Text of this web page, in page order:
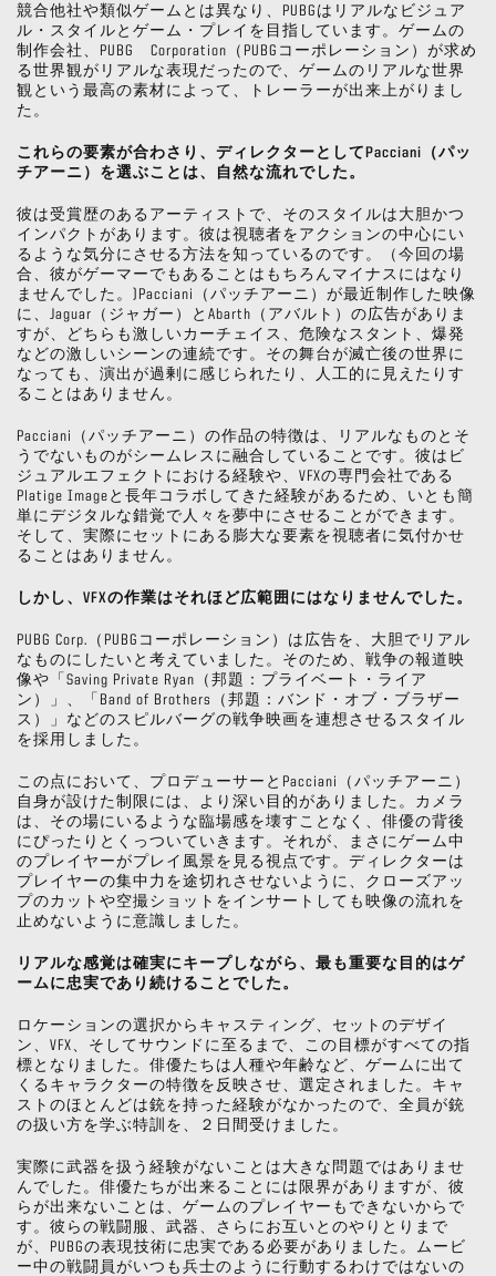
競合他社や類似ゲームとは異なり、PUBGはリアルなビジュア
ル・スタイルとゲーム・プレイを目指しています。ゲームの
制作会社、PUBG Corporation（PUBGコーポレーション）が求め
る世界観がリアルな表現だったので、ゲームのリアルな世界
観という最高の素材によって、トレーラーが出来上がりまし
た。
これらの要素が合わさり、ディレクターとしてPacciani（パッ
チアーニ）を選ぶことは、自然な流れでした。
彼は受賞歴のあるアーティストで、そのスタイルは大胆かつ
インパクトがあります。彼は視聴者をアクションの中心にい
るような気分にさせる方法を知っているのです。（今回の場
合、彼がゲーマーでもあることはもちろんマイナスにはなり
ませんでした。)Pacciani（パッチアーニ）が最近制作した映像
に、Jaguar（ジャガー）とAbarth（アバルト）の広告がありま
すが、どちらも激しいカーチェイス、危険なスタント、爆発
などの激しいシーンの連続です。その舞台が滅亡後の世界に
なっても、演出が過剰に感じられたり、人工的に見えたりす
ることはありません。
Pacciani（パッチアーニ）の作品の特徴は、リアルなものとそ
うでないものがシームレスに融合していることです。彼はビ
ジュアルエフェクトにおける経験や、VFXの専門会社である
Platige Imageと長年コラボしてきた経験があるため、いとも簡
単にデジタルな錯覚で人々を夢中にさせることができます。
そして、実際にセットにある膨大な要素を視聴者に気付かせ
ることはありません。
しかし、VFXの作業はそれほど広範囲にはなりませんでした。
PUBG Corp.（PUBGコーポレーション）は広告を、大胆でリアル
なものにしたいと考えていました。そのため、戦争の報道映
像や「Saving Private Ryan（邦題：プライベート・ライア
ン）」、「Band of Brothers（邦題：バンド・オブ・ブラザー
ス）」などのスピルバーグの戦争映画を連想させるスタイル
を採用しました。
この点において、プロデューサーとPacciani（パッチアーニ）
自身が設けた制限には、より深い目的がありました。カメラ
は、その場にいるような臨場感を壊すことなく、俳優の背後
にぴったりとくっついていきます。それが、まさにゲーム中
のプレイヤーがプレイ風景を見る視点です。ディレクターは
プレイヤーの集中力を途切れさせないように、クローズアッ
プのカットや空撮ショットをインサートしても映像の流れを
止めないように意識しました。
リアルな感覚は確実にキープしながら、最も重要な目的はゲ
ームに忠実であり続けることでした。
ロケーションの選択からキャスティング、セットのデザイ
ン、VFX、そしてサウンドに至るまで、この目標がすべての指
標となりました。俳優たちは人種や年齢など、ゲームに出て
くるキャラクターの特徴を反映させ、選定されました。キャ
ストのほとんどは銃を持った経験がなかったので、全員が銃
の扱い方を学ぶ特訓を、２日間受けました。
実際に武器を扱う経験がないことは大きな問題ではありませ
んでした。俳優たちが出来ることには限界がありますが、彼
らが出来ないことは、ゲームのプレイヤーもできないからで
す。彼らの戦闘服、武器、さらにお互いとのやりとりまで
が、PUBGの表現技術に忠実である必要がありました。ムービ
ー中の戦闘員がいつも兵士のように行動するわけではないの